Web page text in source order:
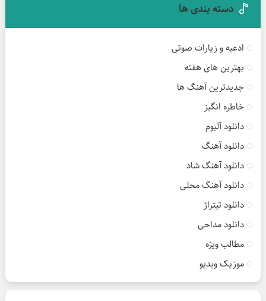
دسته بندی ها
ادعیه و زیارات صوتی
بهترین های هفته
جدیدترین آهنگ ها
خاطره انگیز
دانلود آلبوم
دانلود آهنگ
دانلود آهنگ شاد
دانلود آهنگ محلی
دانلود تیتراژ
دانلود مداحی
مطالب ویژه
موزیک ویدیو